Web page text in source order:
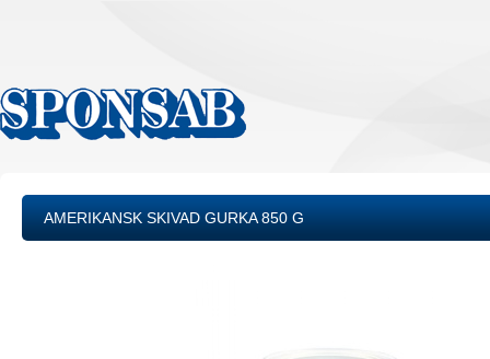
AMERIKANSK SKIVAD GURKA 850 G